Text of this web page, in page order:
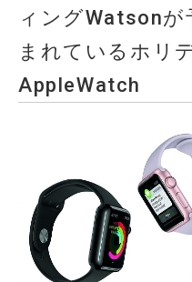
ィングWatsonが
まれているホリ
AppleWatch